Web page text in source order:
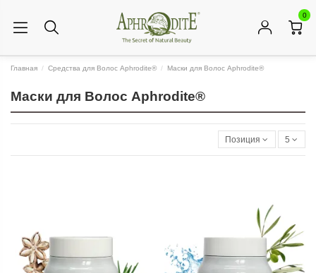
0
Главная Средства для Волос Aphrodite® Маски для Волос Aphrodite®
Маски для Волос Aphrodite®
Позиция 5